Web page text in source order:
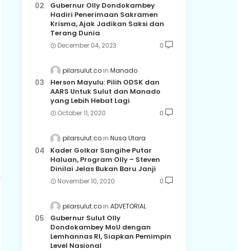
Gubernur Olly Dondokambey
Hadiri Penerimaan Sakramen
Krisma, Ajak Jadikan Saksi dan
Terang Dunia
December 04, 2023 0
pilarsulut.co Manado
Herson Mayulu: Pilih ODSK dan
AARS Untuk Sulut dan Manado
yang Lebih Hebat Lagi
October 11, 2020 0
pilarsulut.co Nusa Utara
Kader Golkar Sangihe Putar
Haluan, Program Olly – Steven
Dinilai Jelas Bukan Baru Janji
November 10, 2020 0
pilarsulut.co ADVETORIAL
Gubernur Sulut Olly
Dondokambey MoU dengan
Lemhannas RI, Siapkan Pemimpin
Level Nasional